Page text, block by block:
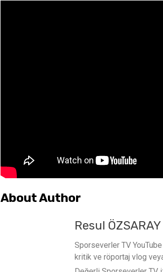
About Author
Resul ÖZSARAY
Sporseverler TV
kritik ve röportaj vlog